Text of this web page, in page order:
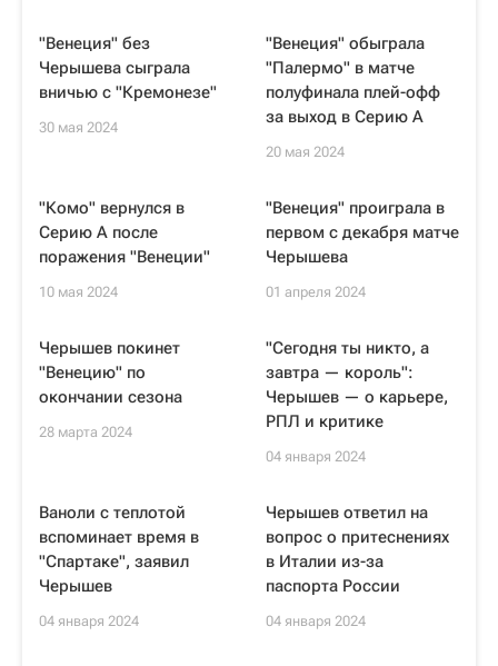
"Венеция" без
Черышева сыграла
вничью с "Кремонезе"
30 мая 2024
"Венеция" обыграла
"Палермо" в матче
полуфинала плей-офф
за выход в Серию A
20 мая 2024
"Комо" вернулся в
Серию А после
поражения "Венеции"
10 мая 2024
"Венеция" проиграла в
первом с декабря матче
Черышева
01 апреля 2024
Черышев покинет
"Венецию" по
окончании сезона
28 марта 2024
"Сегодня ты никто, а
завтра — король":
Черышев — о карьере,
РПЛ и критике
04 января 2024
Ваноли с теплотой
вспоминает время в
"Спартаке", заявил
Черышев
04 января 2024
Черышев ответил на
вопрос о притеснениях
в Италии из-за
паспорта России
04 января 2024